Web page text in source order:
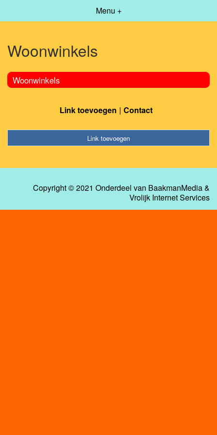
Menu +
Woonwinkels
Woonwinkels
Link toevoegen Contact
Link toevoegen
Copyright © 2021 Onderdeel van BaakmanMedia&
Vrolijk Internet Services